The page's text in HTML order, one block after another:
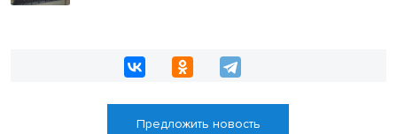
Предложить новость